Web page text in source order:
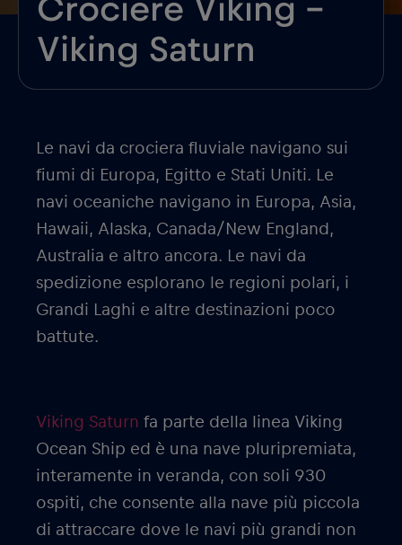
Crociere Viking –
Viking Saturn
Le navi da crociera fluviale navigano sui
fiumi di Europa, Egitto e Stati Uniti. Le
navi oceaniche navigano in Europa, Asia,
Hawaii, Alaska, Canada/New England,
Australia e altro ancora. Le navi da
spedizione esplorano le regioni polari, i
Grandi Laghi e altre destinazioni poco
battute.
Viking Saturn fa parte della linea Viking
Ocean Ship ed è una nave pluripremiata,
interamente in veranda, con soli 930
ospiti, che consente alla nave più piccola
di attraccare dove le navi più grandi non